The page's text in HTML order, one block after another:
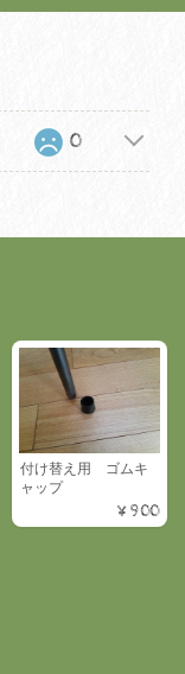
0
付け替え用 ゴムキ
ャップ
¥900